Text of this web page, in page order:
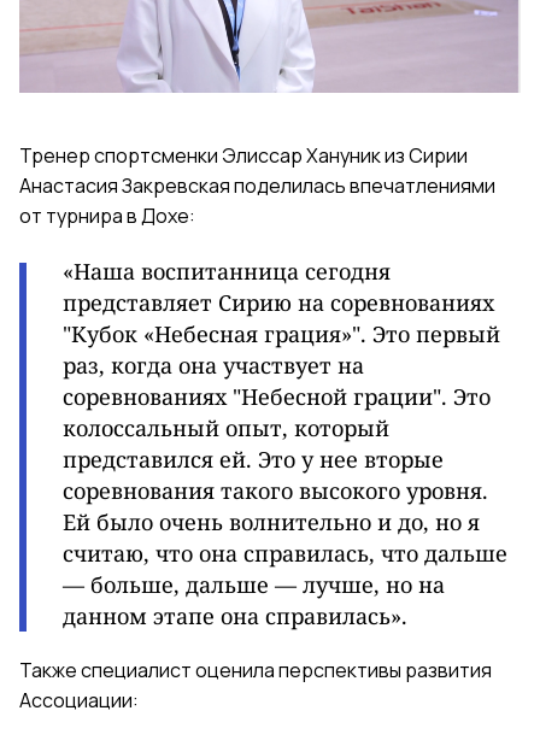
Тренер спортсменки Элиссар Хануник из Сирии
Анастасия Закревская поделилась впечатлениями
от турнира в Дохе:
«Наша воспитанница сегодня
представляет Сирию на соревнованиях
"Кубок «Небесная грация»". Это первый
раз, когда она участвует на
соревнованиях "Небесной грации". Это
колоссальный опыт, который
представился ей. Это у нее вторые
соревнования такого высокого уровня.
Ей было очень волнительно и до, но я
считаю, что она справилась, что дальше
— больше, дальше — лучше, но на
данном этапе она справилась».
Также специалист оценила перспективы развития
Ассоциации: